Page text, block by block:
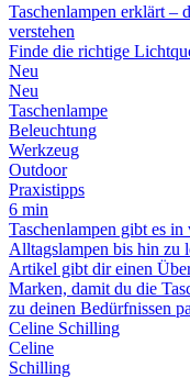
Taschenlampen erklärt –
verstehen
Finde die richtige
Neu
Neu
Taschenlampe
Beleuchtung
Werkzeug
Outdoor
Praxistipps
6 min
Taschenlampen gibt es
Alltagslampen bis hin zu
Artikel gibt dir einen
Marken, damit du die
zu deinen Bedürfnissen
Celine Schilling
Celine
Schilling